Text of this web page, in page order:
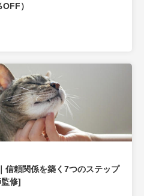
）
信頼関係を築く7つのステップ
修]